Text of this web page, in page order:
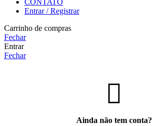
CONTATO
Entrar / Registrar
Carrinho de compras
Fechar
Entrar
Fechar
Ainda não tem conta?